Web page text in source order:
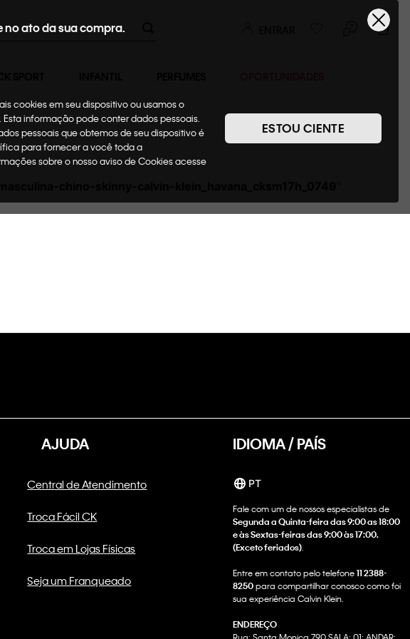
ato da sua compra.
cookies em seu dispositivo ou usamos o
informação pode conter dados pessoais.
pessoais que obtemos de seu dispositivo é
para fornecer a você toda a
sobre o nosso aviso de Cookies acesse
ESTOU CIENTE
AJUDA
Central de Atendimento
Troca Fácil CK
Troca em Lojas Físicas
Seja um Franqueado
IDIOMA / PAÍS
PT
Fale com um de nossos especialistas de
Segunda a Quinta-feira das 9:00 as 18:00
e às Sextas-feiras das 9:00 às 17:00.
(Exceto feriados)
Entre em contato pelo telefone11 2388-
8250para compartilhar conosco como foi
sua experiência Calvin Klein.
ENDEREÇO